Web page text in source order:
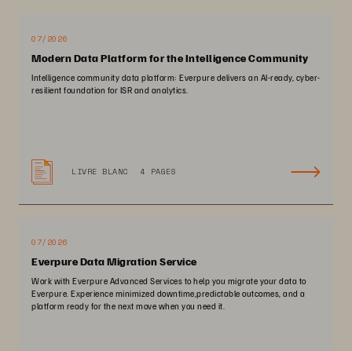
07/2026
Modern Data Platform for the Intelligence Community
Intelligence community data platform: Everpure delivers an AI-ready, cyber-
resilient foundation for ISR and analytics.
LIVRE BLANC 4 PAGES
07/2026
Everpure Data Migration Service
Work with Everpure Advanced Services to help you migrate your data to
Everpure. Experience minimized downtime,predictable outcomes, and a
platform ready for the next move when you need it.